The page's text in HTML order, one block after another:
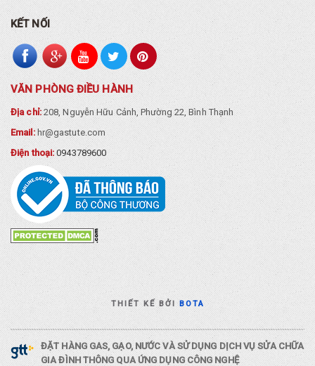
KẾT NỐI
VĂN PHÒNG ĐIỀU HÀNH
Địa chỉ:208, Nguyễn Hữu Cảnh, Phường 22, Bình Thạnh
Email: hr@gastute.com
Điện thoại:0943789600
THIẾT KẾ BỞIBOTA
ĐẶT HÀNG GAS, GẠO, NƯỚC VÀ SỬ DỤNG DỊCH VỤ SỬA CHỮA
GIA ĐÌNH THÔNG QUA ỨNG DỤNG CÔNG NGHỆ